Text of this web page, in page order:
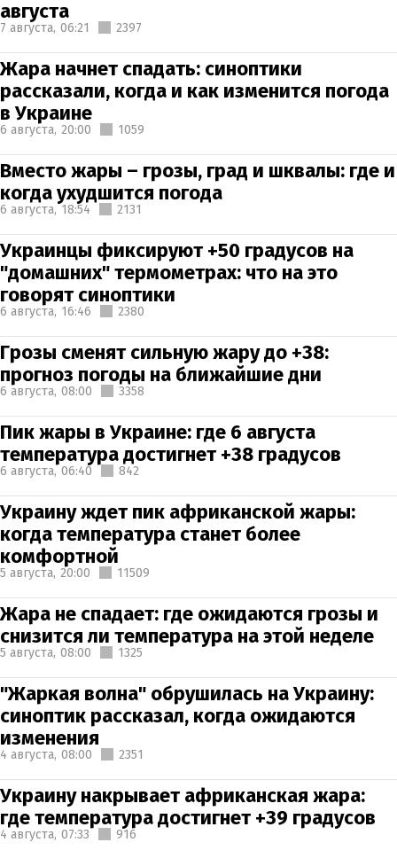
августа
7 августа, 06:21 2397
Жара начнет спадать: синоптики
рассказали, когда и как изменится погода
в Украине
6 августа, 20:00 1059
Вместо жары – грозы, град и шквалы: где и
когда ухудшится погода
6 августа, 18:54 2131
Украинцы фиксируют +50 градусов на
"домашних" термометрах: что на это
говорят синоптики
6 августа, 16:46 2380
Грозы сменят сильную жару до +38:
прогноз погоды на ближайшие дни
6 августа, 08:00 3358
Пик жары в Украине: где 6 августа
температура достигнет +38 градусов
6 августа, 06:40 842
Украину ждет пик африканской жары:
когда температура станет более
комфортной
5 августа, 20:00 11509
Жара не спадает: где ожидаются грозы и
снизится ли температура на этой неделе
5 августа, 08:00 1325
"Жаркая волна" обрушилась на Украину:
синоптик рассказал, когда ожидаются
изменения
4 августа, 08:00 2351
Украину накрывает африканская жара:
где температура достигнет +39 градусов
4 августа, 07:33 916